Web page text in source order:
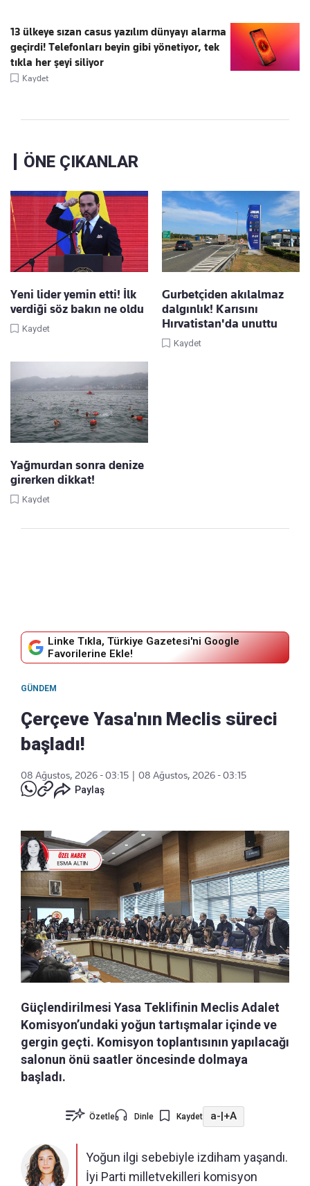
13 ülkeye sızan casus yazılım dünyayı alarma
geçirdi! Telefonları beyin gibi yönetiyor, tek
tıkla her şeyi siliyor
Kaydet
ÖNE ÇIKANLAR
Yeni lider yemin etti! İlk
verdiği söz bakın ne oldu
Kaydet
Gurbetçiden akılalmaz
dalgınlık! Karısını
Hırvatistan'da unuttu
Kaydet
Yağmurdan sonra denize
girerken dikkat!
Kaydet
Linke Tıkla, Türkiye Gazetesi'ni Google
Favorilerine Ekle!
GÜNDEM
Çerçeve Yasa'nın Meclis süreci
başladı!
08 Ağustos, 2026 - 03:15
08 Ağustos, 2026 - 03:15
Paylaş
Güçlendirilmesi Yasa Teklifinin Meclis Adalet
Komisyon’undaki yoğun tartışmalar içinde ve
gergin geçti. Komisyon toplantısının yapılacağı
salonun önü saatler öncesinde dolmaya
başladı.
Özetle Dinle Kaydet a-|+A
Yoğun ilgi sebebiyle izdiham yaşandı.
İyi Parti milletvekilleri komisyon